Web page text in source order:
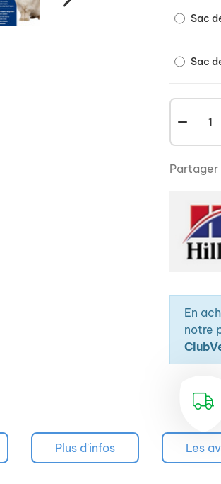
Sac
Sac
Partager
En
notre
Plus d'infos Les